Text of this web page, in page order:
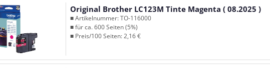
Original Brother LC123M Tinte Magenta ( 08.2025 )
■ Artikelnummer: TO-116000
■ für ca. 600 Seiten (5%)
■ Preis/100 Seiten: 2,16 €